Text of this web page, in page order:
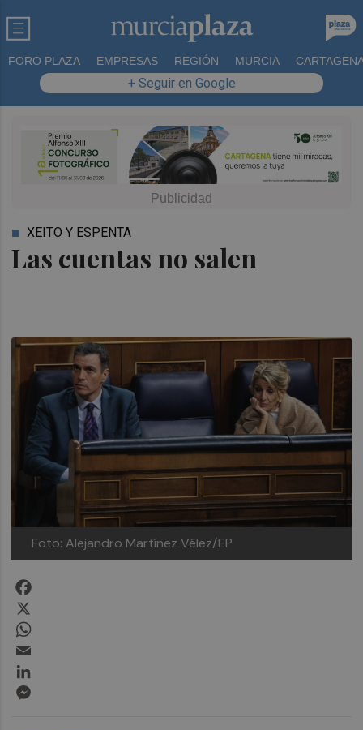
FORO PLAZA EMPRESAS REGIÓN MURCIA
+ Seguir en Google
Las cuentas no salen
XEITO Y ESPENTA
Foto: Alejandro Martínez Vélez/EP